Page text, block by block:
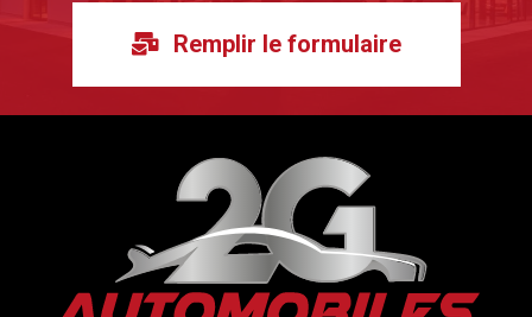
Remplir le formulaire